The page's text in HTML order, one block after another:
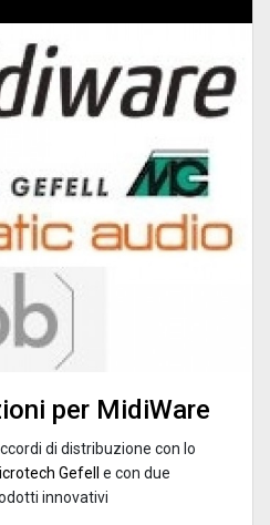
per MidiWare
di distribuzione con lo
Gefell
e con due
innovativi